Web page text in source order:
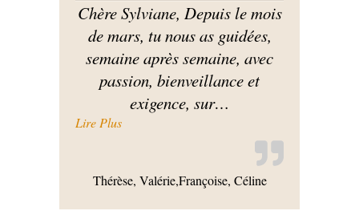
Chère Sylviane, Depuis le mois
de mars, tu nous as guidées,
semaine après semaine, avec
passion, bienveillance et
exigence, sur…
Lire Plus« Gratitude pour Sylviane »
Thérèse, Valérie,Françoise, Céline